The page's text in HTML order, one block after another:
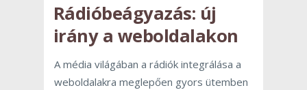
Rádióbeágyazás: új
irány a weboldalakon
A média világában a rádiók integrálása a
weboldalakra meglepően gyors ütemben